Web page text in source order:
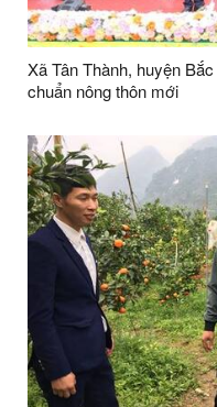
Xã Tân Thành, huyện
chuẩn nông thôn mới